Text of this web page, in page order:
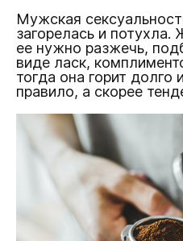
Мужская
загорелась и потухла.
ее нужно разжечь,
виде ласк,
тогда она горит долго
правило, а скорее